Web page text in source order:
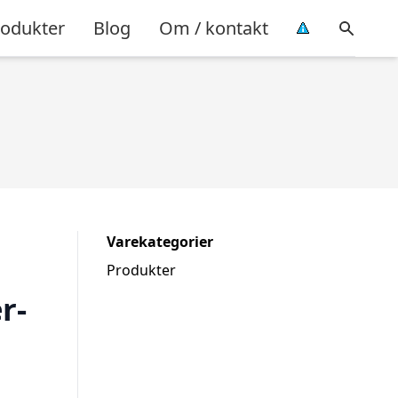
Blog Om / kontakt
Varekategorier
Produkter